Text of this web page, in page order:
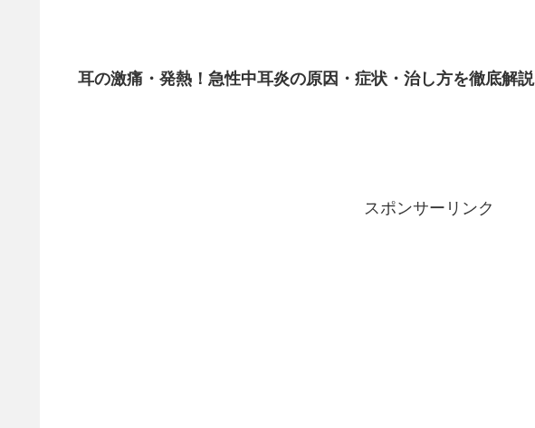
耳の激痛・発熱！急性中耳炎の原因・症状・治し方を徹底解説
スポンサーリンク